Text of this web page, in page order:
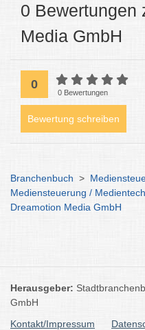
0 Bewertungen
Media GmbH
0
0 Bewertungen
Bewertung schreiben
Branchenbuch >
Mediensteuerung /
Dreamotion Media GmbH
Herausgeber:
GmbH
Kontakt/Impressum